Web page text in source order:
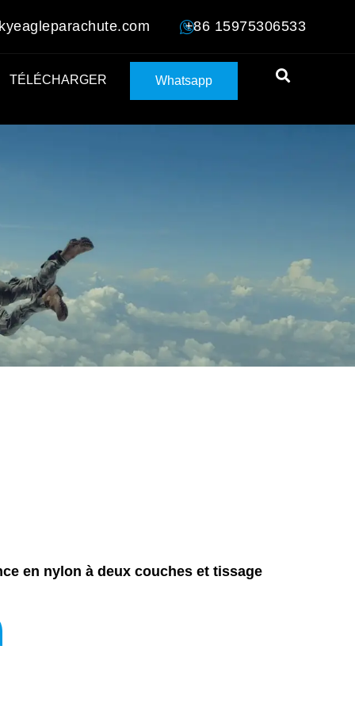
+86 15975306533
TÉLÉCHARGER Whatsapp
en nylon à deux couches et tissage